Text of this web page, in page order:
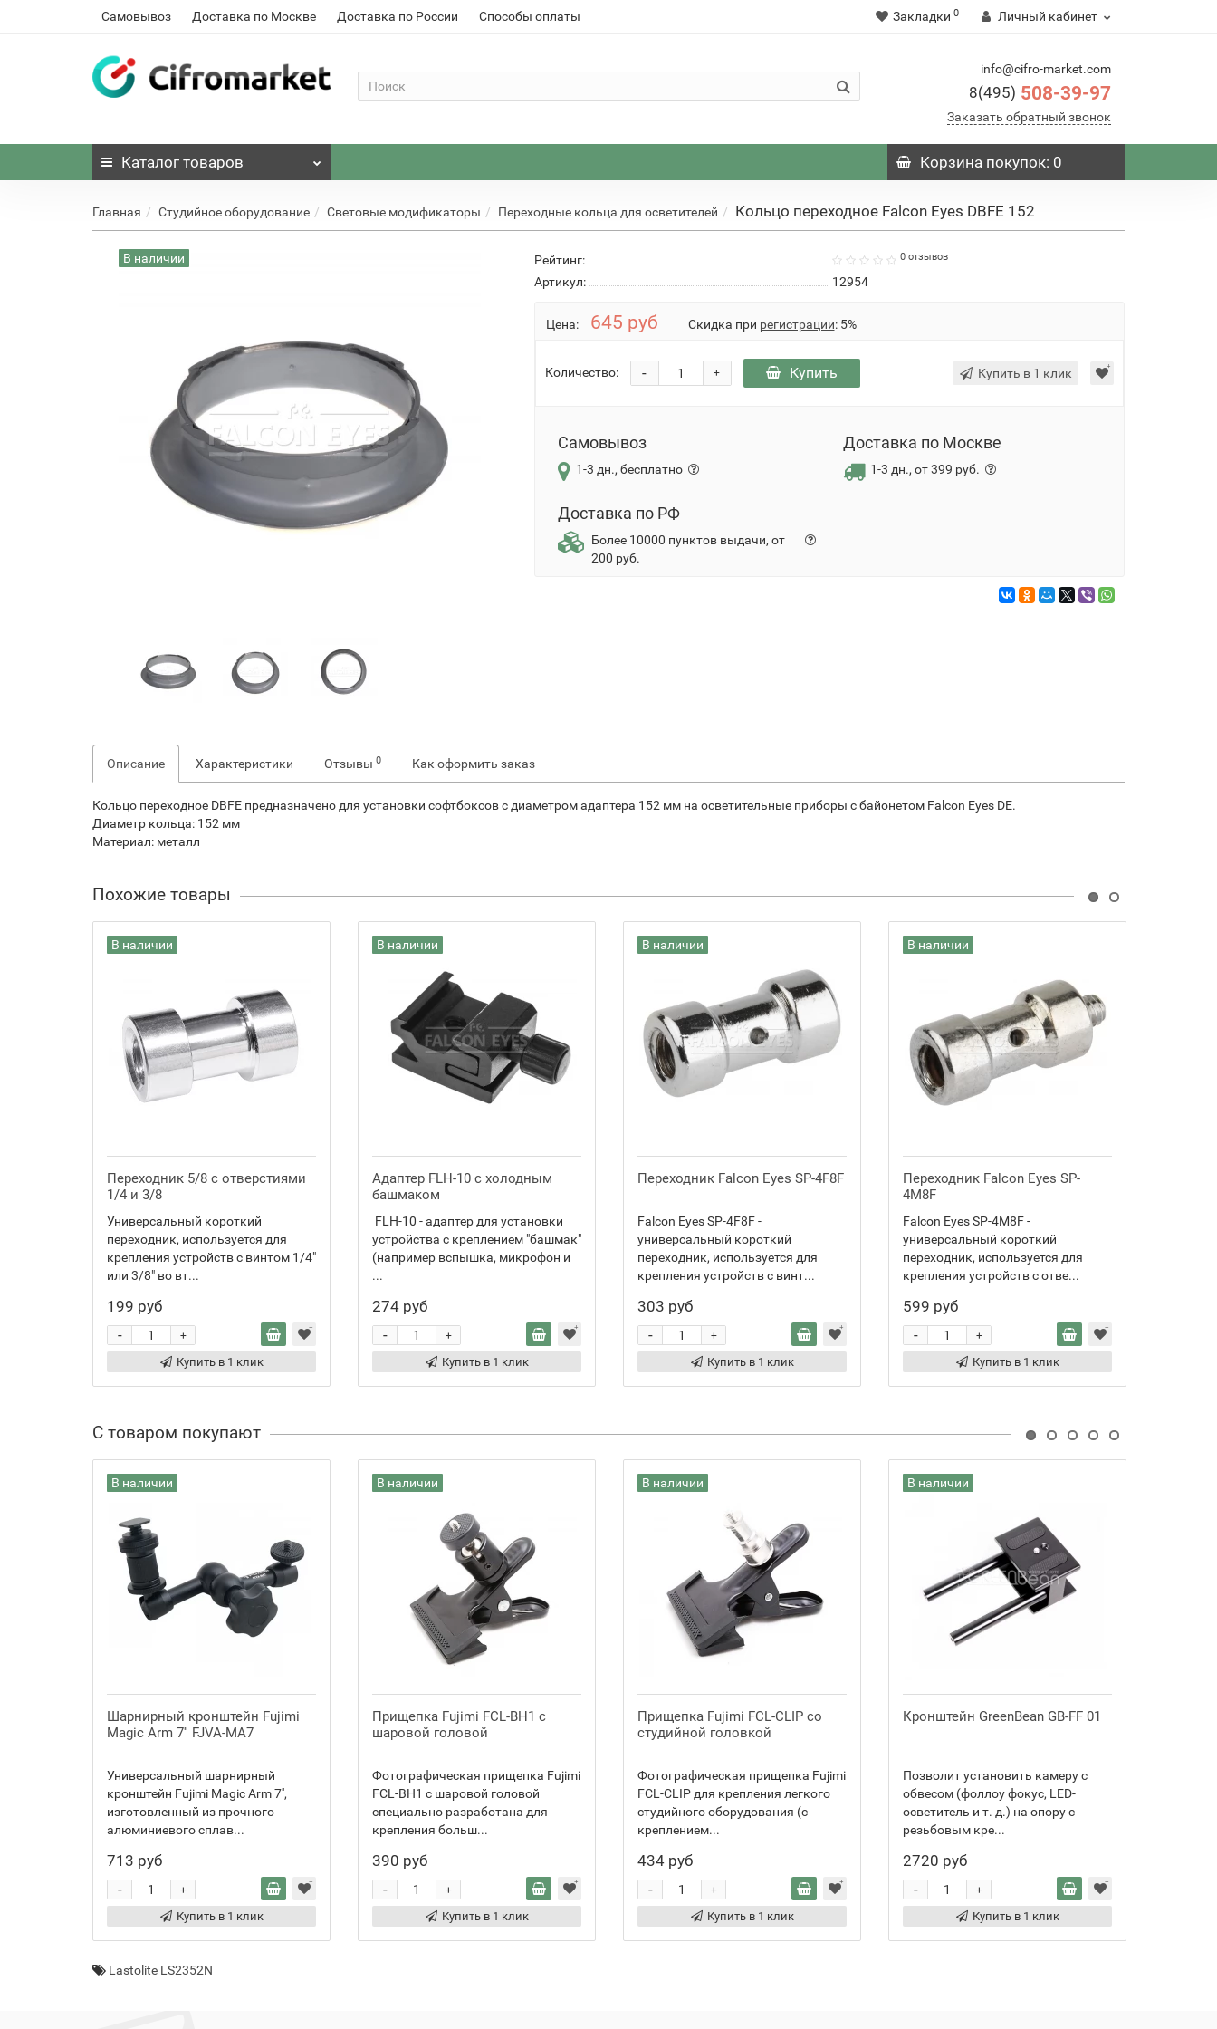
Самовывоз Доставка по Москве Доставка по России Способы оплаты Закладки 0 Личный кабинет
info@cifro-market.com
8(495) 508-39-97
Заказать обратный звонок
Каталог товаров Корзинапокупок: 0
Главная Студийное оборудование Световые модификаторы Переходные кольца для осветителей Кольцо переходное Falcon Eyes DBFE 152
В наличии Рейтинг: 0 отзывов
Артикул: 12954
Цена: 645 руб Скидка при регистрации: 5%
Количество: +
- Купить Купить в 1 клик
Самовывоз
1-3 дн., бесплатно
Доставка по Москве
1-3 дн., от 399 руб.
Доставка по РФ
Более 10000 пунктов выдачи, от
200 руб.
Описание Характеристики Отзывы 0 Как оформить заказ
Кольцо переходное DBFE предназначено для установки софтбоксов с диаметром адаптера 152 мм на осветительные приборы с байонетом Falcon Eyes DE.
Диаметр кольца: 152 мм
Материал: металл
Похожие товары
В наличии
Переходник 5/8 с отверстиями
1/4 и 3/8
Универсальный короткий
переходник, используется для
крепления устройств с винтом 1/4"
или 3/8" во вт...
199 руб
+
-
Купить в 1 клик
В наличии
Адаптер FLH-10 с холодным
башмаком
FLH-10 - адаптер для установки
устройства с креплением "башмак"
(например вспышка, микрофон и
...
274 руб
+
-
Купить в 1 клик
В наличии
Переходник Falcon Eyes SP-4F8F
Falcon Eyes SP-4F8F -
универсальный короткий
переходник, используется для
крепления устройств с винт...
303 руб
+
-
Купить в 1 клик
В наличии
Переходник Falcon Eyes SP-
4M8F
Falcon Eyes SP-4M8F -
универсальный короткий
переходник, используется для
крепления устройств с отве...
599 руб
+
-
Купить в 1 клик
С товаром покупают
В наличии
Шарнирный кронштейн Fujimi
Magic Arm 7'' FJVA-MA7
Универсальный шарнирный
кронштейн Fujimi Magic Arm 7'',
изготовленный из прочного
алюминиевого сплав...
713 руб
+
-
Купить в 1 клик
В наличии
Прищепка Fujimi FCL-BH1 с
шаровой головой
Фотографическая прищепка Fujimi
FCL-BH1 с шаровой головой
специально разработана для
крепления больш...
390 руб
+
-
Купить в 1 клик
В наличии
Прищепка Fujimi FCL-CLIP со
студийной головкой
Фотографическая прищепка Fujimi
FCL-CLIP для крепления легкого
студийного оборудования (с
креплением...
434 руб
+
-
Купить в 1 клик
В наличии
Кронштейн GreenBean GB-FF 01
Позволит установить камеру с
обвесом (фоллоу фокус, LED-
осветитель и т. д.) на опору с
резьбовым кре...
2720 руб
+
-
Купить в 1 клик
Lastolite LS2352N